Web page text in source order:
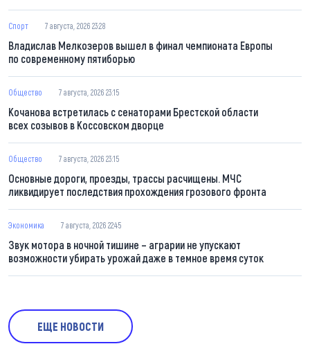
Спорт 7 августа, 2026 23:28
Владислав Мелкозеров вышел в финал чемпионата Европы
по современному пятиборью
Общество 7 августа, 2026 23:15
Кочанова встретилась с сенаторами Брестской области
всех созывов в Коссовском дворце
Общество 7 августа, 2026 23:15
Основные дороги, проезды, трассы расчищены. МЧС
ликвидирует последствия прохождения грозового фронта
Экономика 7 августа, 2026 22:45
Звук мотора в ночной тишине – аграрии не упускают
возможности убирать урожай даже в темное время суток
ЕЩЕ НОВОСТИ